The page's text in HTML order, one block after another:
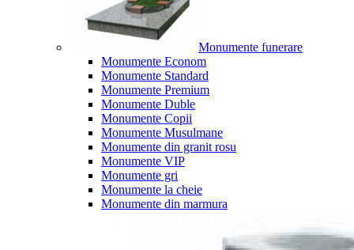
Monumente funerare
Monumente Econom
Monumente Standard
Monumente Premium
Monumente Duble
Monumente Copii
Monumente Musulmane
Monumente din granit rosu
Monumente VIP
Monumente gri
Monumente la cheie
Monumente din marmura